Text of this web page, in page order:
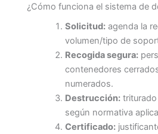
¿Cómo funciona el sistema de
Solicitud:agenda la
volumen/tipo de
Recogida segura:
contenedores
numerados.
Destrucción:triturado
según normativa
Certificado: